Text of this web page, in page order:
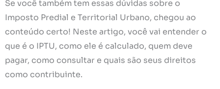
Se você também tem essas dúvidas sobre o
Imposto Predial e Territorial Urbano, chegou ao
conteúdo certo! Neste artigo, você vai entender o
que é o IPTU, como ele é calculado, quem deve
pagar, como consultar e quais são seus direitos
como contribuinte.